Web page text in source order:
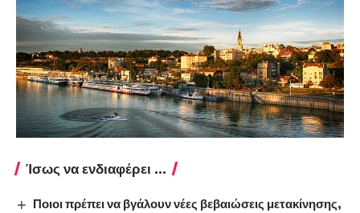
Ίσως να ενδιαφέρει ...
Ποιοι πρέπει να βγάλουν νέες βεβαιώσεις μετακίνησης,